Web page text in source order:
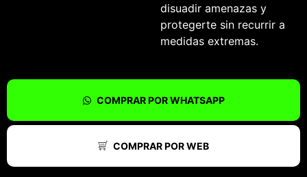
disuadir amenazas y
protegerte sin recurrir a
medidas extremas.
COMPRAR POR WHATSAPP
COMPRAR POR WEB